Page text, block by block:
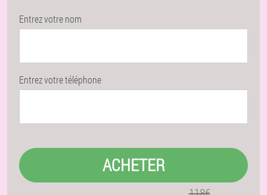
Entrez votre nom
Entrez votre téléphone
ACHETER